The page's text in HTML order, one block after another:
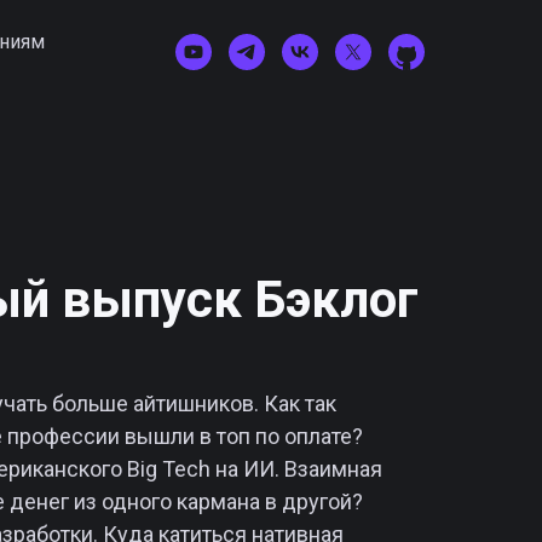
выпуск Бэклог
больше айтишников. Как так
профессии вышли в топ по оплате?
Big Tech на ИИ. Взаимная
из одного кармана в другой?
Куда катиться нативная